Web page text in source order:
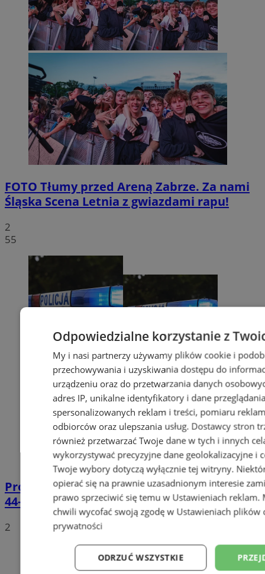
FOTO Tłumy przed Areną Zabrze. Za nami
Śląska Scena Letnia z gwiazdami rapu!
2
55
Prowadził BMW mimo sądowego zakazu.
44-latek zatrzymany na DTŚ
2
Odpowiedzialne korzystanie z
My i nasi partnerzy używamy plików cookie i
przechowywania i uzyskiwania dostępu do
urządzeniu oraz do przetwarzania danych
adres IP, unikalne identyfikatory i dane
spersonalizowanych reklam i treści, pomiaru
odbiorców oraz ulepszania usług. Dostawcy stron
również przetwarzać Twoje dane w tych i innych
wykorzystywać precyzyjne dane geolokalizacyjne i
Twoje wybory dotyczą wyłącznie tej witryny.
opierać się na prawnie uzasadnionym interesie
prawo sprzeciwić się temu w Ustawieniach reklam.
chwili wycofać swoją zgodę w Ustawieniach plików
prywatności
ODRZUĆ WSZYSTKIE